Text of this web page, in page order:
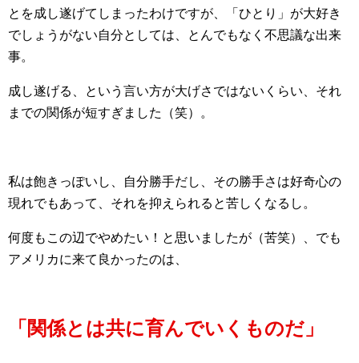
とを成し遂げてしまったわけですが、「ひとり」が大好き
でしょうがない自分としては、とんでもなく不思議な出来
事。
成し遂げる、という言い方が大げさではないくらい、それ
までの関係が短すぎました（笑）。
私は飽きっぽいし、自分勝手だし、その勝手さは好奇心の
現れでもあって、それを抑えられると苦しくなるし。
何度もこの辺でやめたい！と思いましたが（苦笑）、でも
アメリカに来て良かったのは、
「関係とは共に育んでいくものだ」